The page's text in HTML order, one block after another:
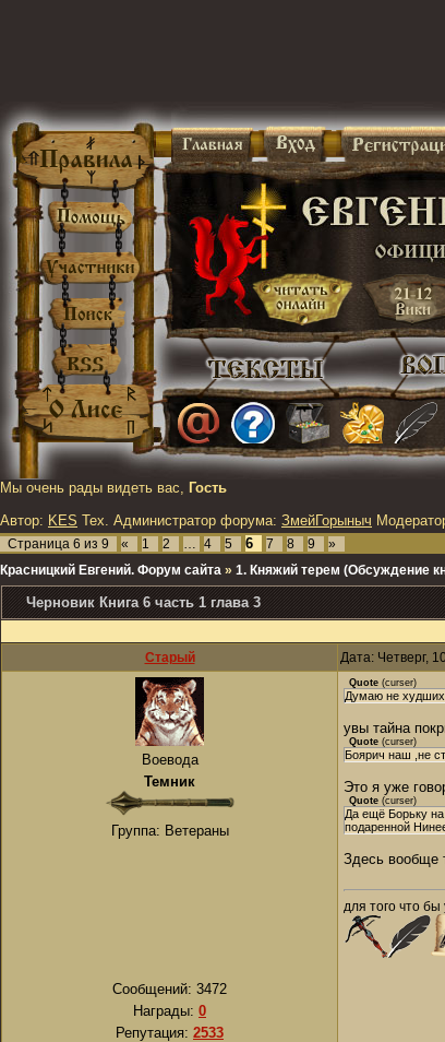
Мы очень рады видеть вас, Гость
Автор: KES Тех. Администратор форума: ЗмейГорыныч
Страница 6 из 9 « 1 2 … 4 5 6 7 8 9
»
Красницкий Евгений. Форум сайта » 1. Княжий терем (Обсуждение
Черновик Книга 6 часть 1 глава 3
Старый Дата: Четверг,
Воевода
Темник
Группа: Ветераны
Сообщений: 3472
Награды: 0
Репутация: 2533
Quote (curser)
Думаю не худших
увы тайна
Quote (curser)
Боярич наш ,не
Это я уже
Quote (curser)
Да ещё Борьку
подаренной
Здесь вообще
для того что